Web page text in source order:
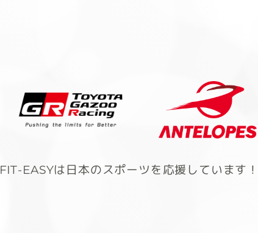
FIT-EASYは日本のスポーツを応援しています！